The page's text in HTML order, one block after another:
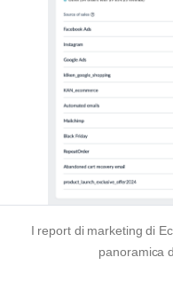
I report di marketing di
panoramica